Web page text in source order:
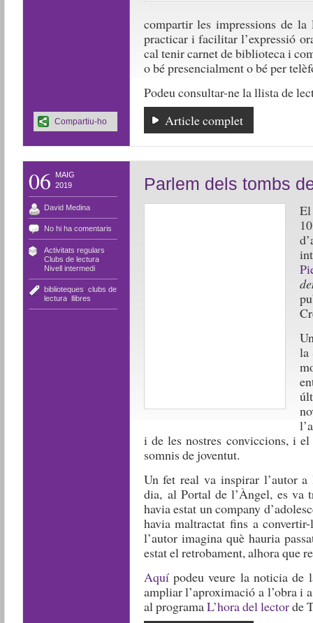
compartir les impressions de la
practicar i facilitar l’expressió
cal tenir carnet de biblioteca i
o bé presencialment o bé per
Podeu consultar-ne la llista de
Article complet
Compartiu-ho
06
MAIG
2019
David Medina
No hi ha comentaris
Activitats regulars
Clubs de lectura,
Nivell intermedi
biblioteques clubs de
lectura, llibres
Parlem dels tombs
El
la
i de les nostres conviccions, i
somnis de joventut.
Un fet real va inspirar l’autor a
dia, al Portal de l’Àngel, es va
havia estat un company
havia maltractat fins a
l’autor imagina què hauria
estat el retrobament, alhora que
Aquípodeu veure la noticia de
ampliar l’aproximació a l’obra i
al programaL’hora del lectorde